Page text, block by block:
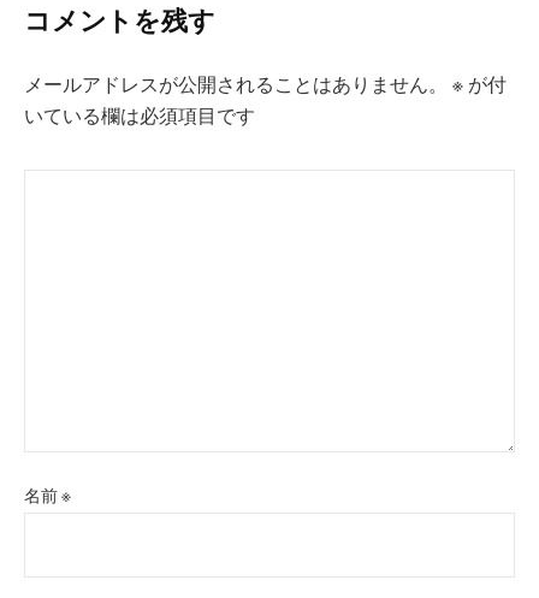
ー
シ
ョ
ン
コメントを残す
メールアドレスが公開されることはありません。 ※ が付
いている欄は必須項目です
名前※